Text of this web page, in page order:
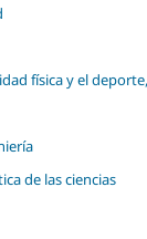
física y el
de las ciencias